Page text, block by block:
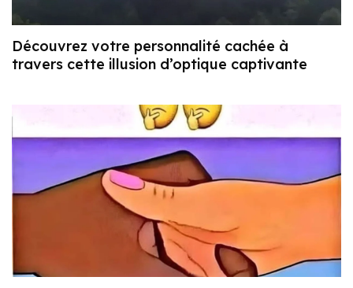
Découvrez votre personnalité cachée à
travers cette illusion d’optique captivante